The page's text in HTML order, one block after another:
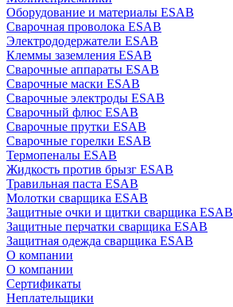
Оборудование и материалы ESAB
Сварочная проволока ESAB
Электрододержатели ESAB
Клеммы заземления ESAB
Сварочные аппараты ESAB
Сварочные маски ESAB
Сварочные электроды ESAB
Сварочный флюс ESAB
Сварочные прутки ESAB
Сварочные горелки ESAB
Термопеналы ESAB
Жидкость против брызг ESAB
Травильная паста ESAB
Молотки сварщика ESAB
Защитные очки и щитки сварщика ESAB
Защитные перчатки сварщика ESAB
Защитная одежда сварщика ESAB
О компании
О компании
Сертификаты
Неплательщики